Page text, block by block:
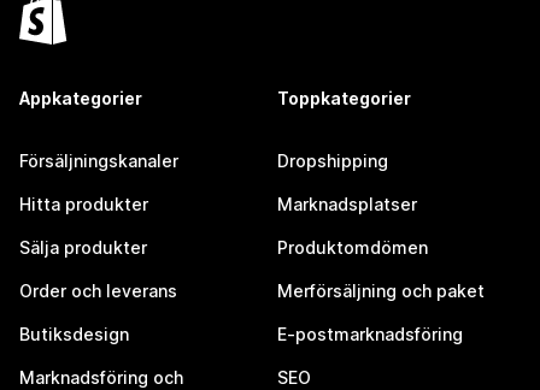
Appkategorier
Försäljningskanaler
Hitta produkter
Sälja produkter
Order och leverans
Butiksdesign
Marknadsföring och
Toppkategorier
Dropshipping
Marknadsplatser
Produktomdömen
Merförsäljning och paket
E-postmarknadsföring
SEO